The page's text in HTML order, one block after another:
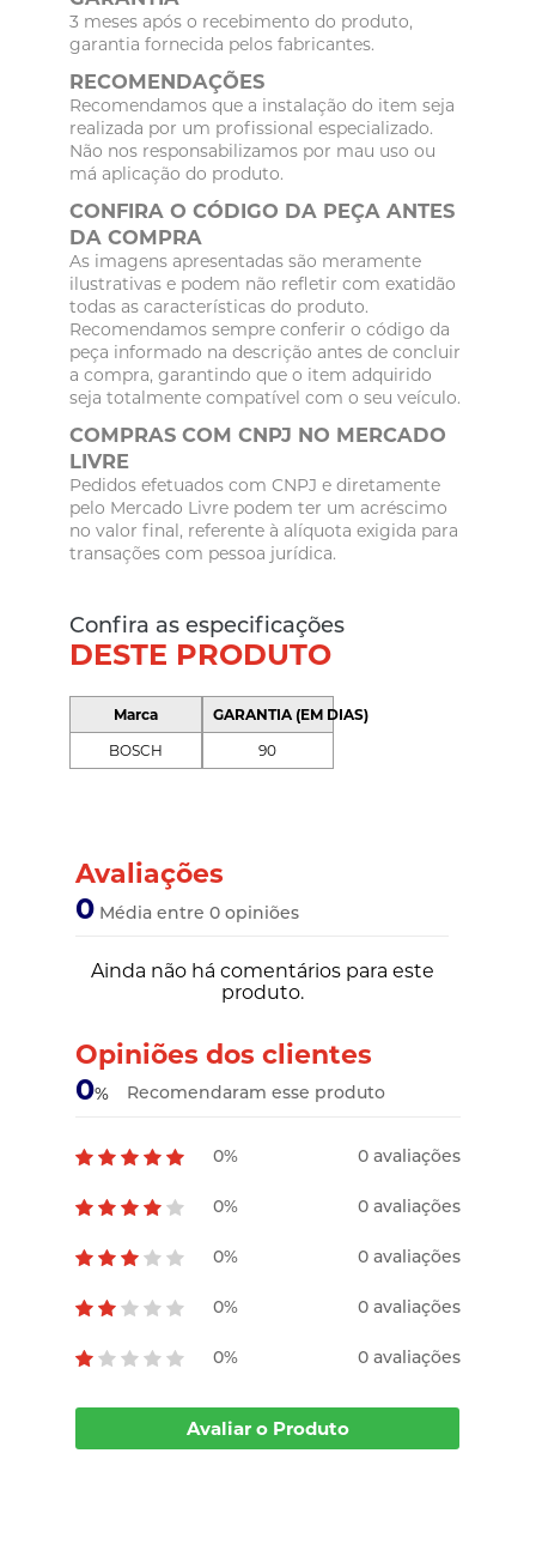
3 meses após o recebimento do produto,
garantia fornecida pelos fabricantes.
RECOMENDAÇÕES
Recomendamos que a instalação do item seja
realizada por um profissional especializado.
Não nos responsabilizamos por mau uso ou
má aplicação do produto.
CONFIRA O CÓDIGO DA PEÇA ANTES
DA COMPRA
As imagens apresentadas são meramente
ilustrativas e podem não refletir com exatidão
todas as características do produto.
Recomendamos sempre conferir o código da
peça informado na descrição antes de concluir
a compra, garantindo que o item adquirido
seja totalmente compatível com o seu veículo.
COMPRAS COM CNPJ NO MERCADO
LIVRE
Pedidos efetuados com CNPJ e diretamente
pelo Mercado Livre podem ter um acréscimo
no valor final, referente à alíquota exigida para
transações com pessoa jurídica.
Confira as especificações
DESTE PRODUTO
Marca
BOSCH
GARANTIA (EM DIAS)
90
Avaliações
0 Média entre 0 opiniões
Ainda não há comentários para este
produto.
Opiniões dos clientes
0% Recomendaram esse produto
0% 0 avaliações
0% 0 avaliações
0% 0 avaliações
0% 0 avaliações
0% 0 avaliações
Avaliar o Produto